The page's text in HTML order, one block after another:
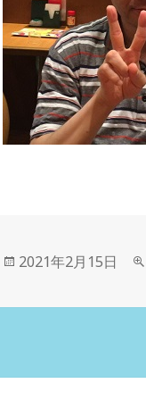
投
日:
2021年2月15日